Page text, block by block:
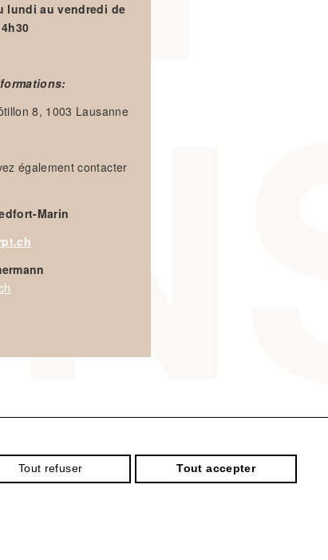
lundi au vendredi de
8, 1003 Lausanne
également contacter
Marin
Tout refuser Tout accepter